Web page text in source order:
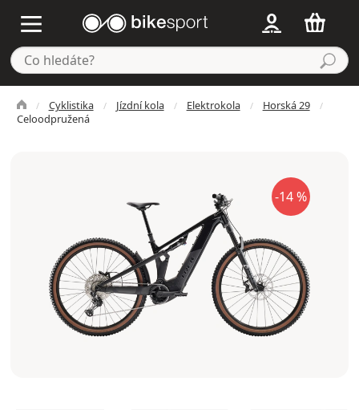
Cyklistika Jízdní kola Elektrokola
Horská 29
Celoodpružená
-14 %